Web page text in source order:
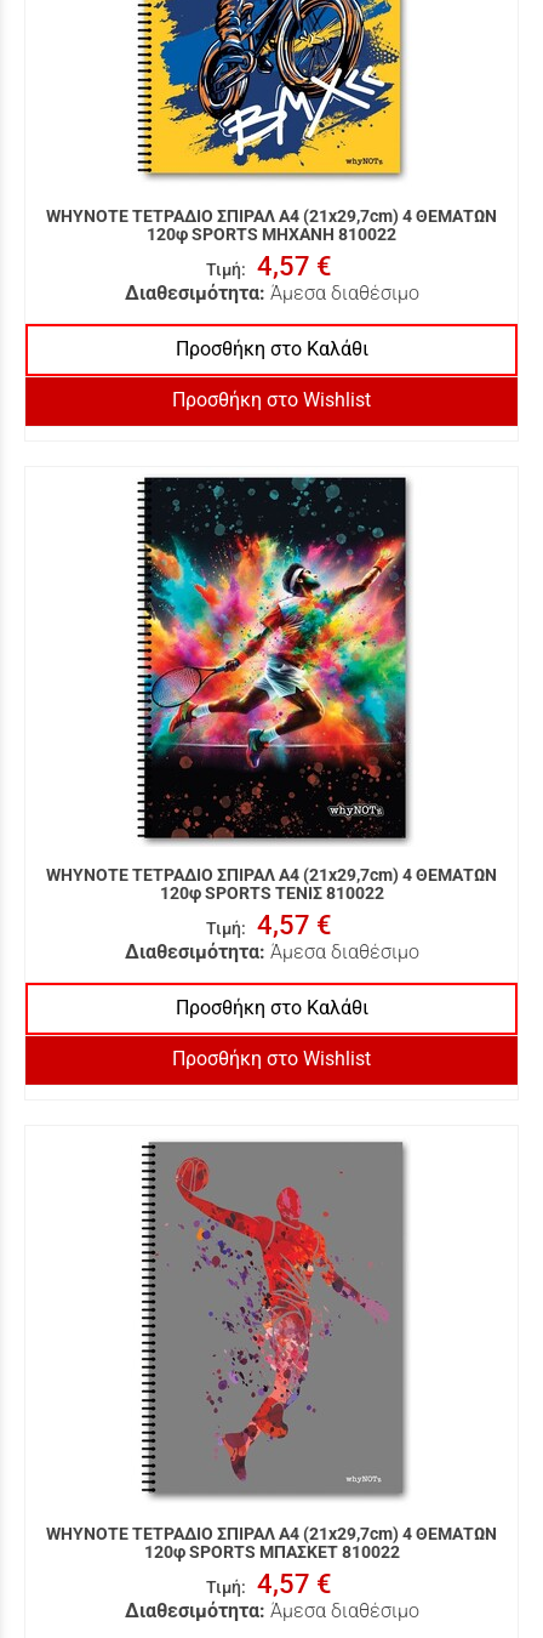
WHYNOTE ΤΕΤΡΑΔΙΟ ΣΠΙΡΑΛ Α4 (21x29,7cm) 4 ΘΕΜΑΤΩΝ
120φ SPORTS ΜΗΧΑΝΗ 810022
Τιμή: 4,57 €
Διαθεσιμότητα: Άμεσα διαθέσιμο
Προσθήκη στο Καλάθι
Προσθήκη στο Wishlist
WHYNOTE ΤΕΤΡΑΔΙΟ ΣΠΙΡΑΛ Α4 (21x29,7cm) 4 ΘΕΜΑΤΩΝ
120φ SPORTS ΤΕΝΙΣ 810022
Τιμή: 4,57 €
Διαθεσιμότητα: Άμεσα διαθέσιμο
Προσθήκη στο Καλάθι
Προσθήκη στο Wishlist
WHYNOTE ΤΕΤΡΑΔΙΟ ΣΠΙΡΑΛ Α4 (21x29,7cm) 4 ΘΕΜΑΤΩΝ
120φ SPORTS ΜΠΑΣΚΕΤ 810022
Τιμή: 4,57 €
Διαθεσιμότητα: Άμεσα διαθέσιμο